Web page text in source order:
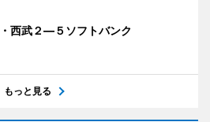
西武２―５ソフトバンク
もっと見る